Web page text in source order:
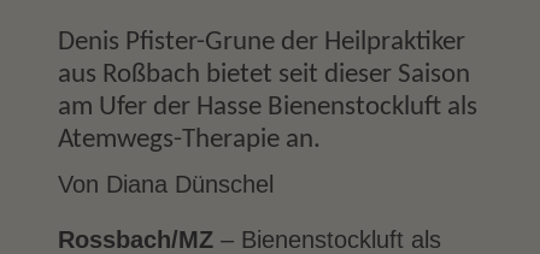
Denis Pfister-Grune der Heilpraktiker
aus Roßbach bietet seit dieser Saison
am Ufer der Hasse Bienenstockluft als
Atemwegs-Therapie an.
Von Diana Dünschel
Rossbach/MZ – Bienenstockluft als